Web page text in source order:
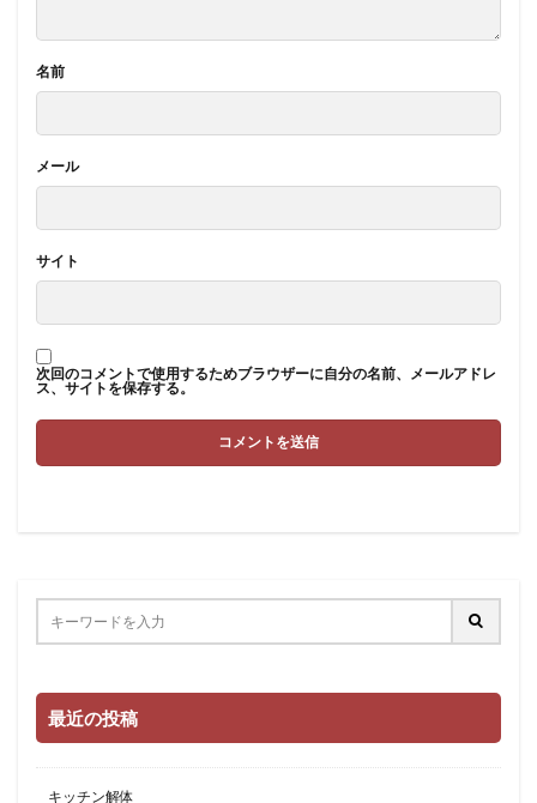
名前
メール
サイト
次回のコメントで使用するためブラウザーに自分の名前、メールアドレ
ス、サイトを保存する。
最近の投稿
キッチン解体